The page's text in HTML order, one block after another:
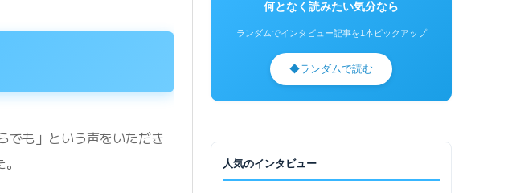
でも」という声をいただき
何となく読みたい気分なら
ランダムでインタビュー記事を1本ピックアップ
◆ランダムで読む
人気のインタビュー